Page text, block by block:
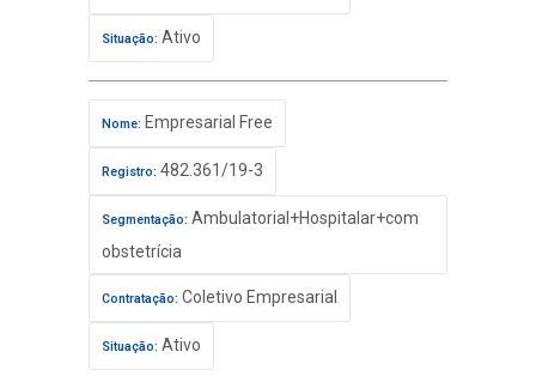
Situação: Ativo
Nome: Empresarial Free
Registro: 482.361/19-3
Segmentação: Ambulatorial+Hospitalar+com
obstetrícia
Contratação: Coletivo Empresarial
Situação: Ativo